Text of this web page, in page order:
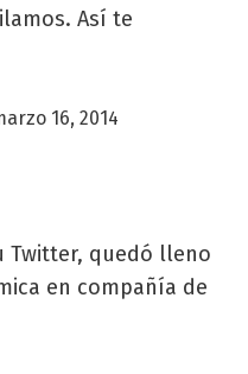
Así te
16, 2014
Twitter, quedó lleno
en compañía de